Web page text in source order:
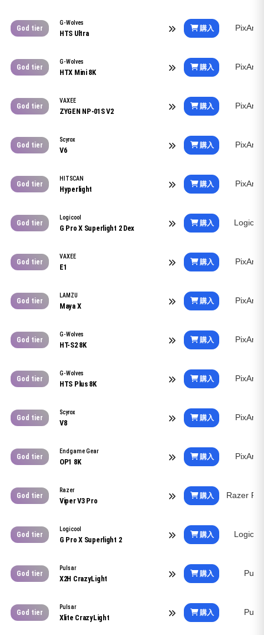
God tier
G-Wolves
HTS Ultra
購入 PixArt
God tier
G-Wolves
HTX Mini 8K
購入 PixArt
God tier
VAXEE
ZYGEN NP-01S V2
購入 PixArt
God tier
Scyrox
V6
購入 PixArt
God tier
HITSCAN
Hyperlight
購入 PixArt
God tier
Logicool
G Pro X Superlight 2 Dex
購入
God tier
VAXEE
E1
購入 PixArt
God tier
LAMZU
Maya X
購入 PixArt
God tier
G-Wolves
HT-S2 8K
購入 PixArt
God tier
G-Wolves
HTS Plus 8K
購入 PixArt
God tier
Scyrox
V8
購入 PixArt
God tier
Endgame Gear
OP1 8K
購入 PixArt
God tier
Razer
Viper V3 Pro
購入 Razer
God tier
Logicool
G Pro X Superlight 2
購入
God tier
Pulsar
X2H CrazyLight
購入
God tier
Pulsar
Xlite CrazyLight
購入